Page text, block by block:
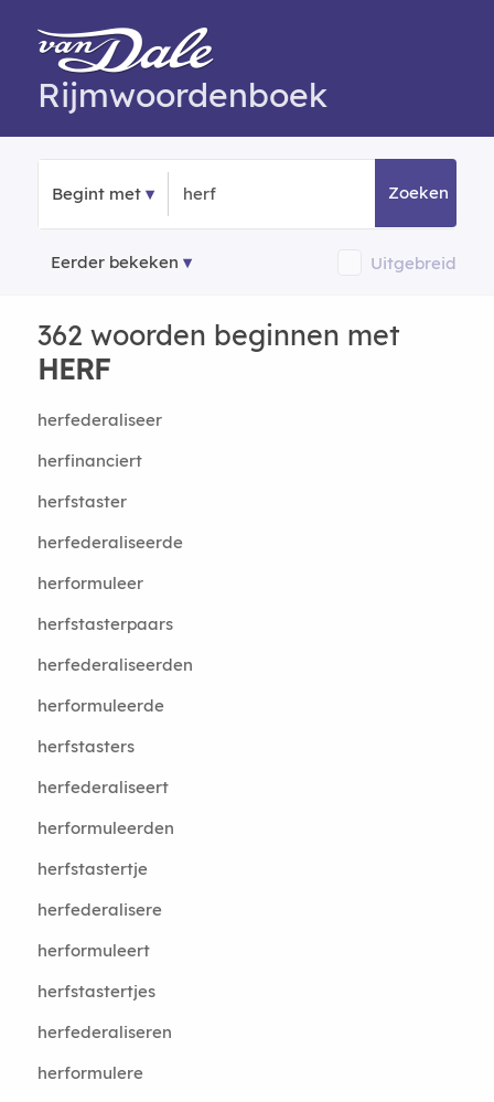
Rijmwoordenboek
Begint met Zoeken
Eerder bekeken Uitgebreid
362 woorden beginnen met
HERF
herfederaliseer
herfinanciert
herfstaster
herfederaliseerde
herformuleer
herfstasterpaars
herfederaliseerden
herformuleerde
herfstasters
herfederaliseert
herformuleerden
herfstastertje
herfederalisere
herformuleert
herfstastertjes
herfederaliseren
herformulere